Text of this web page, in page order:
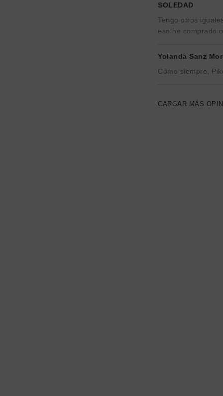
SOLEDAD
Tengo otros
eso he comprado
Yolanda Sanz
Cómo siempre,
CARGAR MÁS